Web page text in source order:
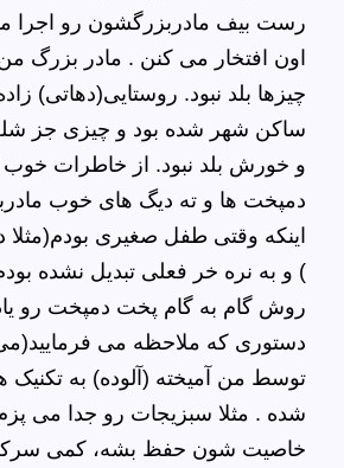
رست بیف مادربزرگشون رو اجرا
اون افتخار می کنن . مادر بزرگ
چیزها بلد نبود. روستایی(دهاتی)
ساکن شهر شده بود و چیزی جز
و خورش بلد نبود. از خاطرات خوب
دمپخت ها و ته دیگ های خوب
اینکه وقتی طفل صغیری بودم
) و به نره خر فعلی تبدیل نشده
روش گام به گام پخت دمپخت رو
دستوری که ملاحظه می فرمایید(
توسط من آمیخته (آلوده) به تکنیک
شده . مثلا سبزیجات رو جدا می
خاصیت شون حفظ بشه، کمی سرکه